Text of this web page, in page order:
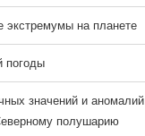
экстремумы на планете
погоды
значений и аномалий
полушарию